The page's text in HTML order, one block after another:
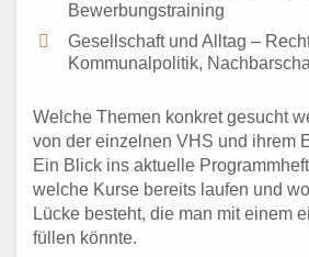
Bewerbungstraining
Gesellschaft und Alltag –
Kommunalpolitik,
Welche Themen konkret gesucht
von der einzelnen VHS und ihrem
Ein Blick ins aktuelle
welche Kurse bereits laufen und
Lücke besteht, die man mit einem
füllen könnte.